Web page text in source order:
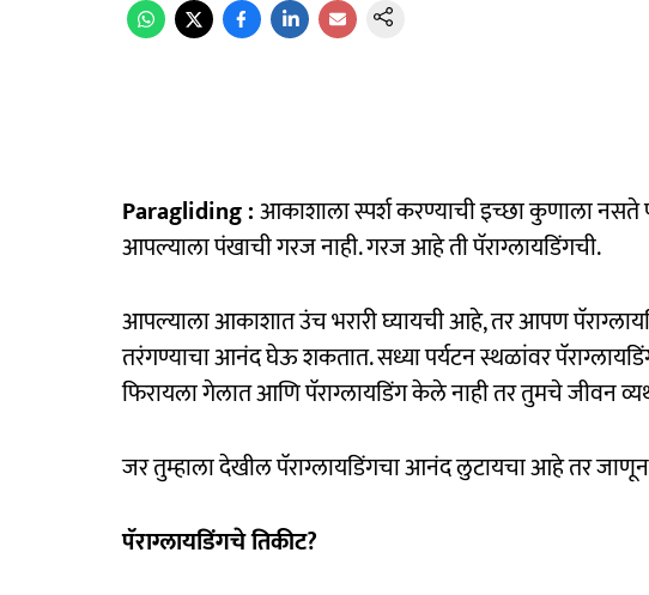
Paragliding :आकाशाला स्पर्श करण्याची इच्छा कुणाला नसते
आपल्याला पंखाची गरज नाही. गरज आहे ती पॅराग्लायडिंगची.
आपल्याला आकाशात उंच भरारी घ्यायची आहे, तर आपण
तरंगण्याचा आनंद घेऊ शकतात. सध्या पर्यटन स्थळांवर
फिरायला गेलात आणि पॅराग्लायडिंग केले नाही तर तुमचे जीवन
जर तुम्हाला देखील पॅराग्लायडिंगचा आनंद लुटायचा आहे तर जाणून
पॅराग्लायडिंगचे तिकीट?